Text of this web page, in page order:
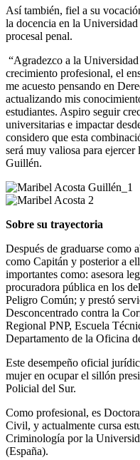
Así también, fiel a su
la docencia en la
procesal penal.
“Agradezco a la
crecimiento profesional, el
me acuesto pensando en
actualizando mis
estudiantes. Aspiro seguir
universitarias e impactar
considero que esta
será muy valiosa para
Guillén.
Sobre su trayectoria
Después de graduarse como
como Capitán y posterior a
importantes como: asesora
procuradora pública en los
Peligro Común; y prestó
Desconcentrado contra la
Regional PNP, Escuela
Departamento de la Oficina
Este desempeño oficial
mujer en ocupar el sillón
Policial del Sur.
Como profesional, es
Civil, y actualmente cursa
Criminología por la
(España).